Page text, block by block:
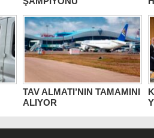
TAV ALMATI’NIN TAMAMINI
ALIYOR